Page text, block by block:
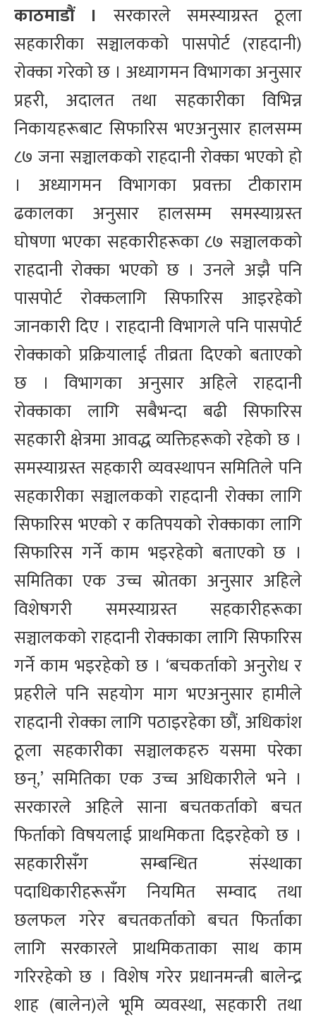
काठमाडौं । सरकारले समस्याग्रस्त ठूला
सहकारीका सञ्चालकको पासपोर्ट (राहदानी)
रोक्का गरेको छ । अध्यागमन विभागका अनुसार
प्रहरी, अदालत तथा सहकारीका विभिन्न
निकायहरूबाट सिफारिस भएअनुसार हालसम्म
८७ जना सञ्चालकको राहदानी रोक्का भएको हो
। अध्यागमन विभागका प्रवक्ता टीकाराम
ढकालका अनुसार हालसम्म समस्याग्रस्त
घोषणा भएका सहकारीहरूका ८७ सञ्चालकको
राहदानी रोक्का भएको छ । उनले अझै पनि
पासपोर्ट रोक्कलागि सिफारिस आइरहेको
जानकारी दिए । राहदानी विभागले पनि पासपोर्ट
रोक्काको प्रक्रियालाई तीव्रता दिएको बताएको
छ । विभागका अनुसार अहिले राहदानी
रोक्काका लागि सबैभन्दा बढी सिफारिस
सहकारी क्षेत्रमा आवद्ध व्यक्तिहरूको रहेको छ ।
समस्याग्रस्त सहकारी व्यवस्थापन समितिले पनि
सहकारीका सञ्चालकको राहदानी रोक्का लागि
सिफारिस भएको र कतिपयको रोक्काका लागि
सिफारिस गर्ने काम भइरहेको बताएको छ ।
समितिका एक उच्च स्रोतका अनुसार अहिले
विशेषगरी समस्याग्रस्त सहकारीहरूका
सञ्चालकको राहदानी रोक्काका लागि सिफारिस
गर्ने काम भइरहेको छ । ‘बचकर्ताको अनुरोध र
प्रहरीले पनि सहयोग माग भएअनुसार हामीले
राहदानी रोक्का लागि पठाइरहेका छौं, अधिकांश
ठूला सहकारीका सञ्चालकहरु यसमा परेका
छन्,’ समितिका एक उच्च अधिकारीले भने ।
सरकारले अहिले साना बचतकर्ताको बचत
फिर्ताको विषयलाई प्राथमिकता दिइरहेको छ ।
सहकारीसँग सम्बन्धित संस्थाका
पदाधिकारीहरूसँग नियमित सम्वाद तथा
छलफल गरेर बचतकर्ताको बचत फिर्ताका
लागि सरकारले प्राथमिकताका साथ काम
गरिरहेको छ । विशेष गरेर प्रधानमन्त्री बालेन्द्र
शाह (बालेन)ले भूमि व्यवस्था, सहकारी तथा